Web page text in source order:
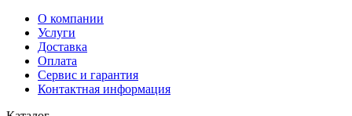
О компании
Услуги
Доставка
Оплата
Сервис и гарантия
Контактная информация